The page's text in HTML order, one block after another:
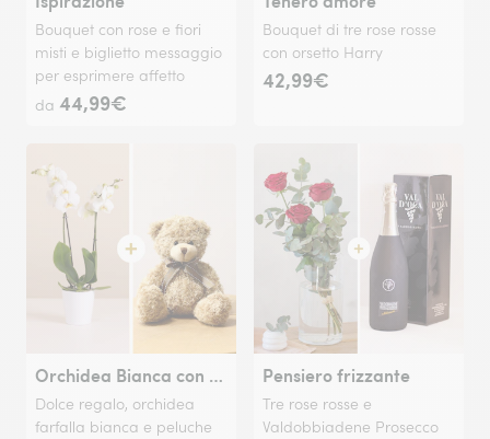
Bouquet con rose e fiori
misti e biglietto messaggio
per esprimere affetto
da 44,99€
Bouquet di tre rose rosse
con orsetto Harry
42,99€
Orchidea Bianca con Orsetto
Dolce regalo, orchidea
farfalla bianca e peluche
Pensiero frizzante
Tre rose rosse e
Valdobbiadene Prosecco